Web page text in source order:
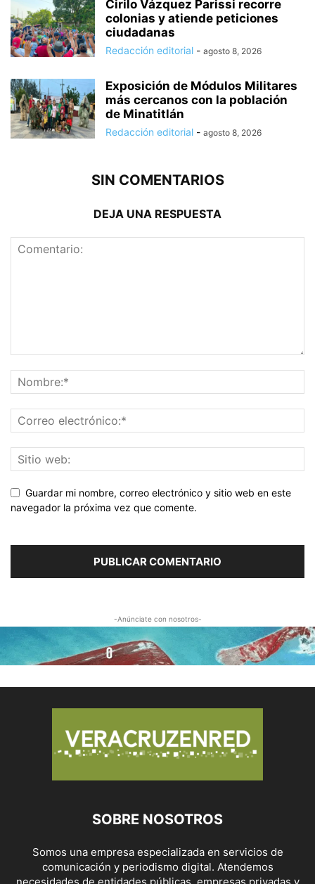
Cirilo Vázquez Parissi recorre
colonias y atiende peticiones
ciudadanas
Redacción editorial - agosto 8, 2026
Exposición de Módulos Militares
más cercanos con la población
de Minatitlán
Redacción editorial - agosto 8, 2026
SIN COMENTARIOS
DEJA UNA RESPUESTA
Guardar mi nombre, correo electrónico y sitio web en este
navegador la próxima vez que comente.
-Anúnciate con nosotros-
SOBRE NOSOTROS
Somos una empresa especializada en servicios de
comunicación y periodismo digital. Atendemos
necesidades de entidades públicas, empresas privadas y